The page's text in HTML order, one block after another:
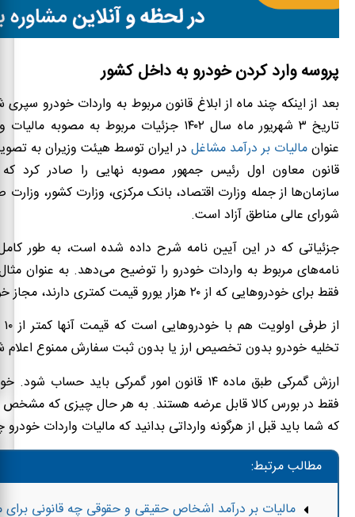
پروسه وارد کردن خودرو به داخل کشور
بعد از اینکه چند ماه از ابلاغ قانون مربوط به واردات خودرو
تاریخ ۳ شهریور ماه سال ۱۴۰۲ جزئیات مربوط به
عنوانمالیات بر درآمد مشاغل در ایران توسط هیئت وزیران به
قانون معاون اول رئیس جمهور مصوبه نهایی را صادر کرد که
سازمان‌ها از جمله وزارت اقتصاد، بانک مرکزی، وزارت کشور،
شورای عالی مناطق آزاد است.
جزئیاتی که در این آیین نامه شرح داده شده است، به طور
نامه‌های مربوط به واردات خودرو را توضیح می‌دهد. به عنوان
فقط برای خودروهایی که از ۲۰ هزار یورو قیمت کمتری دارند، مجاز خواهد بود!
تخلیه خودرو بدون تخصیص ارز یا بدون ثبت سفارش ممنوع
ارزش گمرکی طبق ماده ۱۴ قانون امور گمرکی باید حساب
فقط در بورس کالا قابل عرضه هستند. به هر حال چیزی که
که شما باید قبل از هرگونه وارداتی بدانید که مالیات واردات
مطالب مرتبط:
مالیات بر درآمد اشخاص حقیقی و حقوقی چه قانونی برای